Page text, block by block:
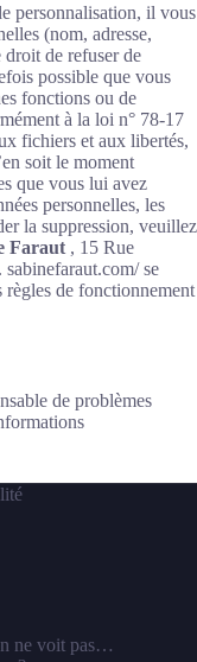
personnalisation, il vous
(nom, adresse,
droit de refuser de
possible que vous
fonctions ou de
à la loi n° 78-17
fichiers et aux libertés,
soit le moment
que vous lui avez
personnelles, les
la suppression, veuillez
Faraut , 15 Rue
se
de fonctionnement
de problèmes
ne voit pas…